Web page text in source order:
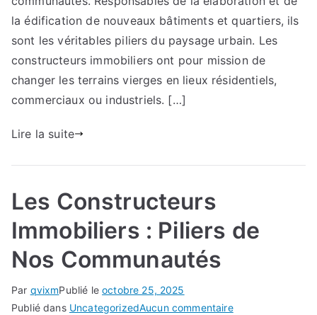
Piliers
de
Communautés
la édification de nouveaux bâtiments et quartiers, ils
sont les véritables piliers du paysage urbain. Les
constructeurs immobiliers ont pour mission de
changer les terrains vierges en lieux résidentiels,
commerciaux ou industriels. […]
Lire la suite
Les Constructeurs
Immobiliers : Piliers de
Nos Communautés
Par qvixmPublié leoctobre 25, 2025
Publié dans UncategorizedAucun commentairesur